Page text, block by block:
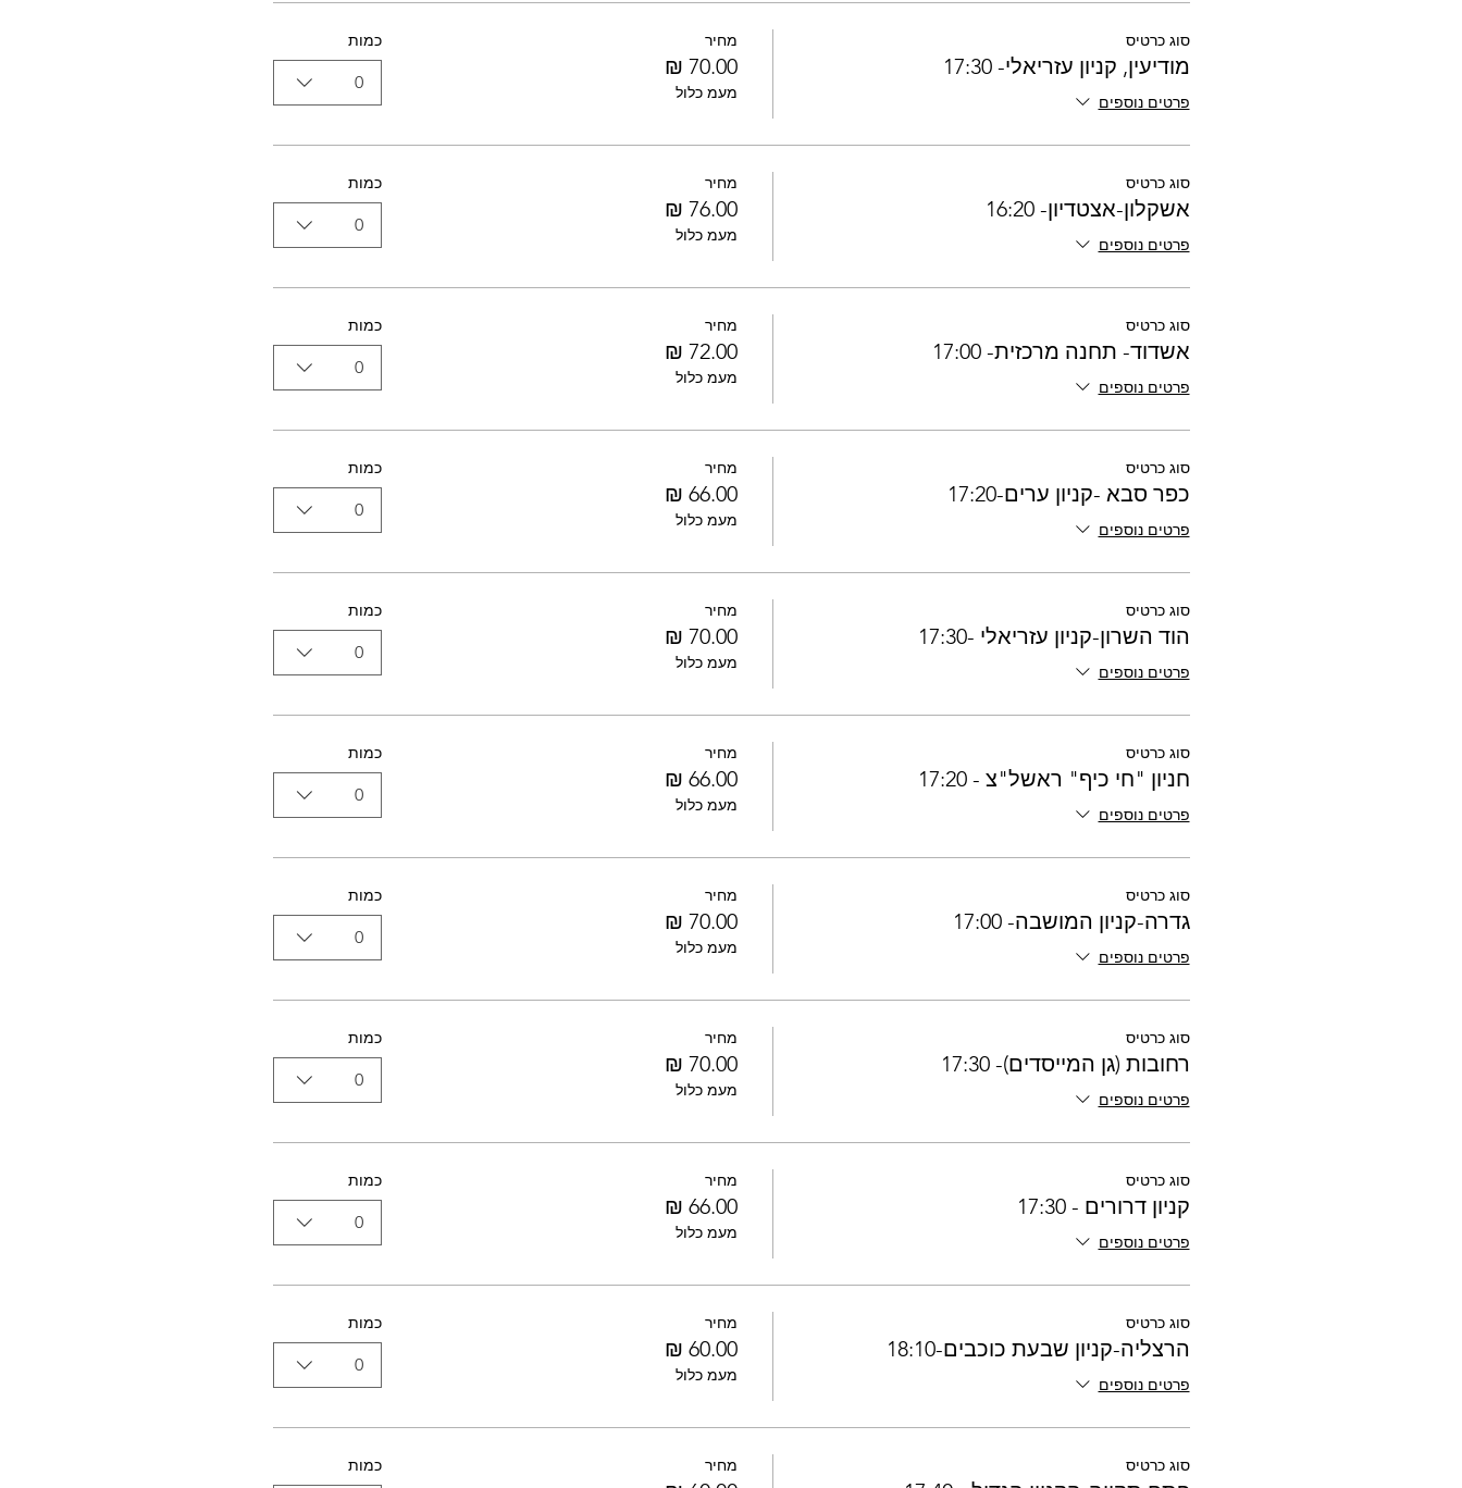
סוג כרטיס
מודיעין, קניון עזריאלי- 17:30
פרטים נוספים
מחיר
מעמ כלול
כמות
0
סוג כרטיס
אשקלון-אצטדיון- 16:20
פרטים נוספים
מחיר
מעמ כלול
כמות
0
סוג כרטיס
אשדוד- תחנה מרכזית- 17:00
פרטים נוספים
מחיר
מעמ כלול
כמות
0
סוג כרטיס
כפר סבא -קניון ערים-17:20
פרטים נוספים
מחיר
מעמ כלול
כמות
0
סוג כרטיס
הוד השרון-קניון עזריאלי -17:30
פרטים נוספים
מחיר
מעמ כלול
כמות
0
סוג כרטיס
חניון "חי כיף" ראשל"צ - 17:20
פרטים נוספים
מחיר
מעמ כלול
כמות
0
סוג כרטיס
גדרה-קניון המושבה- 17:00
פרטים נוספים
מחיר
מעמ כלול
כמות
0
סוג כרטיס
רחובות (גן המייסדים)- 17:30
פרטים נוספים
מחיר
מעמ כלול
כמות
0
סוג כרטיס
קניון דרורים - 17:30
פרטים נוספים
מחיר
מעמ כלול
כמות
0
סוג כרטיס
הרצליה-קניון שבעת כוכבים-18:10
פרטים נוספים
מחיר
מעמ כלול
כמות
0
סוג כרטיס מחיר כמות